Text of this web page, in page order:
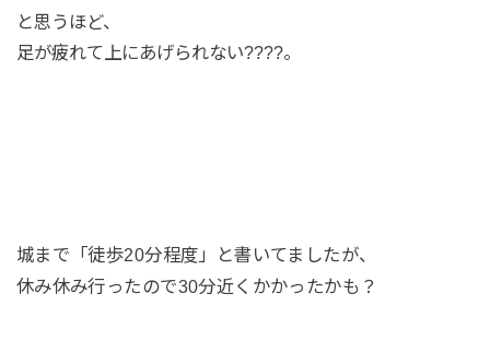
と思うほど、
足が疲れて上にあげられない????。
城まで「徒歩20分程度」と書いてましたが、
休み休み行ったので30分近くかかったかも？